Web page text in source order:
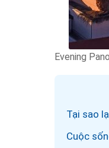
Evening
Tại sao
Cuộc